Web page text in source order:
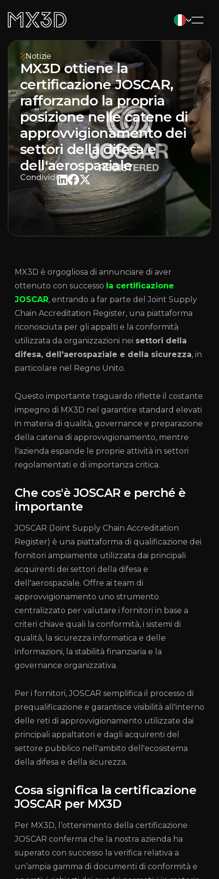
Notizie
MX3D ottiene la
certificazione JOSCAR,
rafforzando la propria
posizione nelle catene di
approvvigionamento dei
settori della difesa e
dell'aerospaziale
Condividi
MX3D è orgogliosa di annunciare di aver
ottenuto con successo la certificazione
JOSCAR, entrando a far parte del Joint Supply
Chain Accreditation Register, una piattaforma
riconosciuta per gli appalti e la conformità
utilizzata da organizzazioni nei settori della
difesa, dell'aerospaziale e della sicurezza, in
particolare nel Regno Unito.
Questo importante traguardo riflette il costante
impegno di MX3D nel garantire standard elevati
in materia di qualità, governance e preparazione
della catena di approvvigionamento, mentre
l'azienda espande le proprie attività in settori
regolamentati e di importanza critica.
Che cos'è JOSCAR e perché è
importante
JOSCAR (Joint Supply Chain Accreditation
Register) è una piattaforma di qualificazione dei
fornitori ampiamente utilizzata dai principali
acquirenti dei settori della difesa e
dell'aerospaziale. Offre ai team di
approvvigionamento uno strumento
centralizzato per valutare i fornitori in base a
criteri chiave quali la conformità, i sistemi di
qualità, la sicurezza informatica e delle
informazioni, la stabilità finanziaria e la
governance organizzativa.
Per i fornitori, JOSCAR semplifica il processo di
prequalificazione e garantisce visibilità all'interno
delle reti di approvvigionamento utilizzate dai
principali appaltatori e dagli acquirenti del
settore pubblico nell'ambito dell'ecosistema
della difesa e della sicurezza.
Cosa significa la certificazione
JOSCAR per MX3D
Per MX3D, l’ottenimento della certificazione
JOSCAR conferma che la nostra azienda ha
superato con successo la verifica relativa a
un’ampia gamma di documenti di conformità e